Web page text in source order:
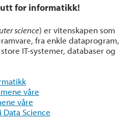
for informatikk!
science) er vitenskapen som
fra enkle dataprogram,
IT-systemer, databaser og
våre
våre
Science